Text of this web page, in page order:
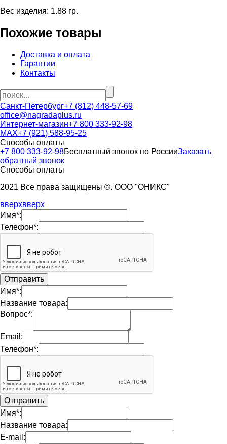
Вес изделия: 1.88 гр.
Похожие товары
Доставка и оплата
Гарантии
Контакты
Санкт-Петербург+7 (812) 448-57-69
office@nagradaplus.ru
Интернет-магазин+7 800 333-92-98
MAX+7 (921) 588-95-25
Способы оплаты
+7 800 333-92-98Бесплатный звонок по РоссииЗаказать
обратный звонок
Способы оплаты
2021 Все права защищены ©. ООО "ОНИКС"
вверхвверх
Имя*:
Телефон*:
Имя*:
Название товара:
Вопрос*:
Email:
Телефон*:
Имя*:
Название товара:
E-mail: